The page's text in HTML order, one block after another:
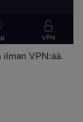
VPN:ää.